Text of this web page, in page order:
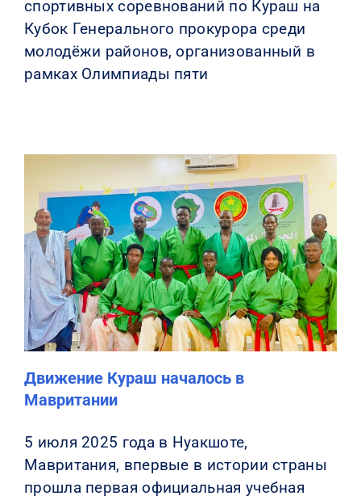
спортивных соревнований по Кураш на
Кубок Генерального прокурора среди
молодёжи районов, организованный в
рамках Олимпиады пяти
Движение Кураш началось в
Мавритании
5 июля 2025 года в Нуакшоте,
Мавритания, впервые в истории страны
прошла первая официальная учебная